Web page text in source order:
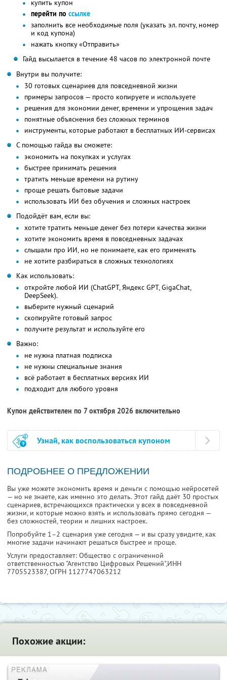
купить купон
перейти по ссылке
заполнить все необходимые поля (указать эл. почту, номер
и код купона)
нажать кнопку «Отправить»
Гайд высылается в течение 48 часов по электронной почте
Внутри вы получите:
30 готовых сценариев для повседневной жизни
примеры запросов — просто копируете и используете
решения для экономии денег, времени и упрощения задач
понятные объяснения без сложных терминов
инструменты, которые работают в бесплатных ИИ-сервисах
С помощью гайда вы сможете:
экономить на покупках и услугах
быстрее принимать решения
тратить меньше времени на рутину
проще решать бытовые задачи
использовать ИИ без обучения и сложных настроек
Подойдёт вам, если вы:
хотите тратить меньше денег без потери качества жизни
хотите экономить время в повседневных задачах
слышали про ИИ, но не понимаете, как его применять
не хотите разбираться в сложных технологиях
Как использовать:
откройте любой ИИ (ChatGPT, Яндекс GPT, GigaChat,
DeepSeek).
выберите нужный сценарий
скопируйте готовый запрос
получите результат и используйте его
Важно:
не нужна платная подписка
не нужны специальные знания
всё работает в бесплатных версиях ИИ
подходит для любого уровня
Купон действителен по 7 октября 2026 включительно
Узнай, как воспользоваться купоном
ПОДРОБНЕЕ О ПРЕДЛОЖЕНИИ
Вы уже можете экономить время и деньги с помощью нейросетей
— но не знаете, как именно это делать. Этот гайд даёт 30 простых
сценариев, встречающихся практически у всех в повседневной
жизни, и которые можно взять и использовать прямо сегодня —
без сложностей, теории и лишних настроек.
Попробуйте 1–2 сценария уже сегодня — и вы сразу увидите, как
многие задачи начинают решаться быстрее и проще.
Услуги предоставляет: Общество с ограниченной
ответственностью "Агентство Цифровых Решений",ИНН
7705523387, ОГРН 1127747063212
Похожие акции: